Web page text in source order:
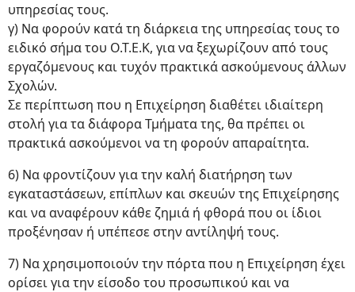
υπηρεσίας τους.
γ) Να φορούν κατά τη διάρκεια της υπηρεσίας τους το
ειδικό σήμα του Ο.Τ.Ε.Κ, για να ξεχωρίζουν από τους
εργαζόμενους και τυχόν πρακτικά ασκούμενους άλλων
Σχολών.
Σε περίπτωση που η Επιχείρηση διαθέτει ιδιαίτερη
στολή για τα διάφορα Τμήματα της, θα πρέπει οι
πρακτικά ασκούμενοι να τη φορούν απαραίτητα.
6) Να φροντίζουν για την καλή διατήρηση των
εγκαταστάσεων, επίπλων και σκευών της Επιχείρησης
και να αναφέρουν κάθε ζημιά ή φθορά που οι ίδιοι
προξένησαν ή υπέπεσε στην αντίληψή τους.
7) Να χρησιμοποιούν την πόρτα που η Επιχείρηση έχει
ορίσει για την είσοδο του προσωπικού και να